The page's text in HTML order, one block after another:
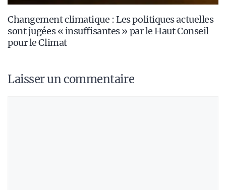
Changement climatique : Les politiques actuelles
sont jugées « insuffisantes » par le Haut Conseil
pour le Climat
Laisser un commentaire